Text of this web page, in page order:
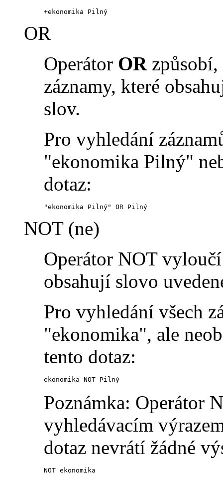
+ekonomika Pilný
OR
Operátor ORzpůsobí,
záznamy, které
slov.
Pro vyhledání
"ekonomika Pilný"
dotaz:
"ekonomika Pilný" OR Pilný
NOT (ne)
Operátor NOT
obsahují slovo
Pro vyhledání všech
"ekonomika", ale
tento dotaz:
ekonomika NOT Pilný
Poznámka: Operátor
vyhledávacím
dotaz nevrátí žádné
NOT ekonomika